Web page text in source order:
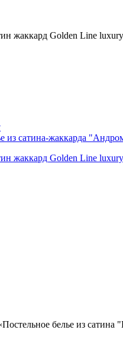
жаккард Golden Line
жаккард Golden Line
белье из сатина